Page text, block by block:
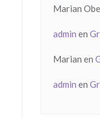
Marian
admin en
Marian en
admin en